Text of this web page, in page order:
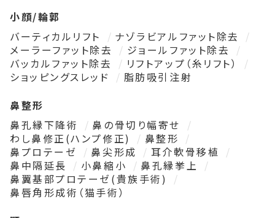
小顔/輪郭
バーティカルリフト
ナゾラビアルファット除去
メーラーファット除去
ジョールファット除去
バッカルファット除去
リフトアップ（糸リフト）
ショッピングスレッド
脂肪吸引注射
鼻整形
鼻孔縁下降術
鼻の骨切り幅寄せ
わし鼻修正(ハンプ修正)
鼻整形
鼻プロテーゼ
鼻尖形成
耳介軟骨移植
鼻中隔延長
小鼻縮小
鼻孔縁挙上
鼻翼基部プロテーゼ(貴族手術)
鼻唇角形成術（猫手術）